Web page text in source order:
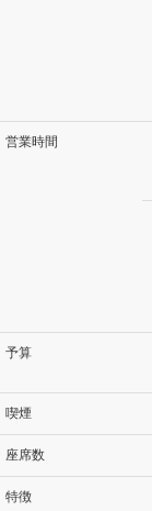
営業時間
予算
喫煙
座席数
特徴